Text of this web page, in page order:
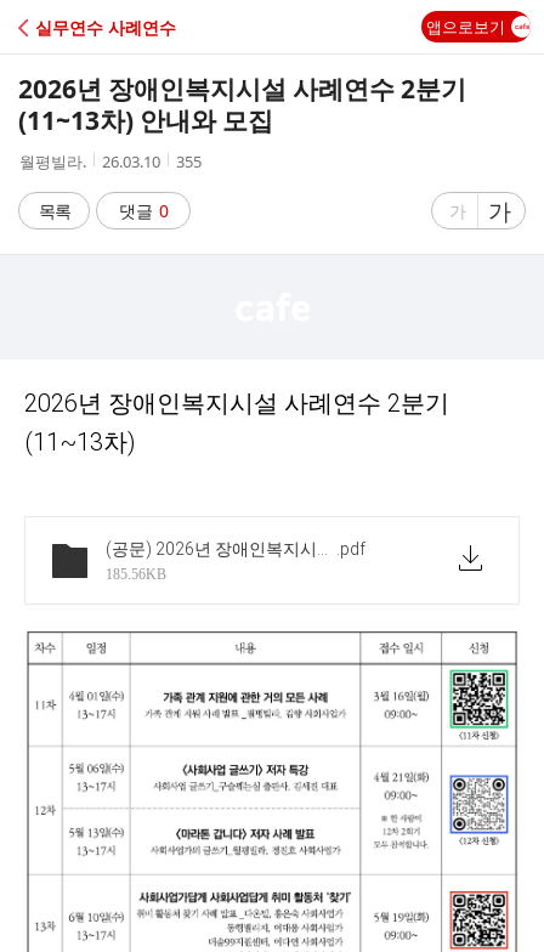
C
A
실무연수 사례연수 앱으로보기
2026년 장애인복지시설 사례연수 2분기
(11~13차) 안내와 모집
작
자
월평빌라.
작
시
간
26.03.10
조
수
355
목록 댓글 0
글
게
가
글
자
가
2026년 장애인복지시설 사례연수 2분기
(11~13차)
.pdf
185.56KB